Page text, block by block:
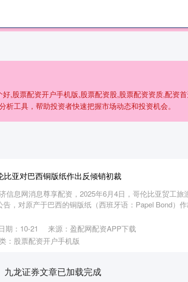
,股票配资开户手机版,股票配资股,股票配资资质,配资
工具，帮助投资者快速把握市场动态和投资机会。
比亚对巴西铜版纸作出反倾销初裁
信息网消息尊享配资，2025年6月4日，哥伦比亚贸工旅
告，对原产于巴西的铜版纸（西班牙语：Papel Bond）
期：10-21
来源：盈配网配资APP下载
： 股票配资开户手机版
九龙证券文章已加载完成